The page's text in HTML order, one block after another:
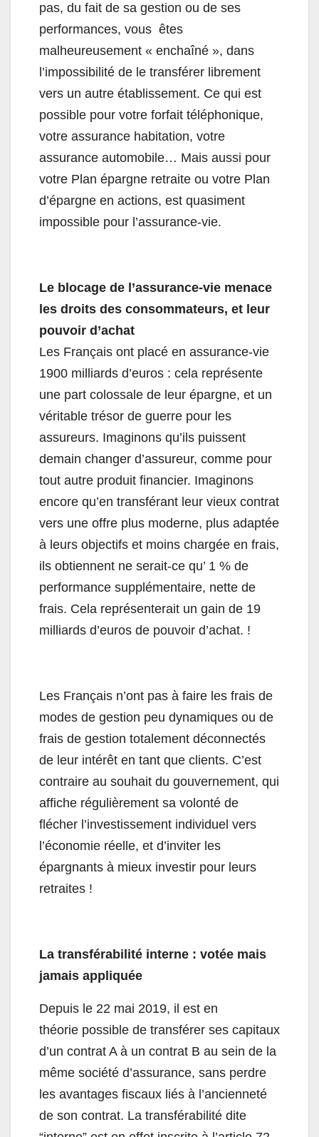
pas, du fait de sa gestion ou de ses
performances, vous êtes
malheureusement « enchaîné », dans
l’impossibilité de le transférer librement
vers un autre établissement. Ce qui est
possible pour votre forfait téléphonique,
votre assurance habitation, votre
assurance automobile… Mais aussi pour
votre Plan épargne retraite ou votre Plan
d’épargne en actions, est quasiment
impossible pour l’assurance-vie.
Le blocage de l’assurance-vie menace
les droits des consommateurs, et leur
pouvoir d’achat
Les Français ont placé en assurance-vie
1900 milliards d’euros : cela représente
une part colossale de leur épargne, et un
véritable trésor de guerre pour les
assureurs. Imaginons qu’ils puissent
demain changer d’assureur, comme pour
tout autre produit financier. Imaginons
encore qu’en transférant leur vieux contrat
vers une offre plus moderne, plus adaptée
à leurs objectifs et moins chargée en frais,
ils obtiennent ne serait-ce qu’ 1 % de
performance supplémentaire, nette de
frais. Cela représenterait un gain de 19
milliards d’euros de pouvoir d’achat. !
Les Français n’ont pas à faire les frais de
modes de gestion peu dynamiques ou de
frais de gestion totalement déconnectés
de leur intérêt en tant que clients. C’est
contraire au souhait du gouvernement, qui
affiche régulièrement sa volonté de
flécher l’investissement individuel vers
l’économie réelle, et d’inviter les
épargnants à mieux investir pour leurs
retraites !
La transférabilité interne : votée mais
jamais appliquée
Depuis le 22 mai 2019, il est en
théorie possible de transférer ses capitaux
d’un contrat A à un contrat B au sein de la
même société d’assurance, sans perdre
les avantages fiscaux liés à l’ancienneté
de son contrat. La transférabilité dite